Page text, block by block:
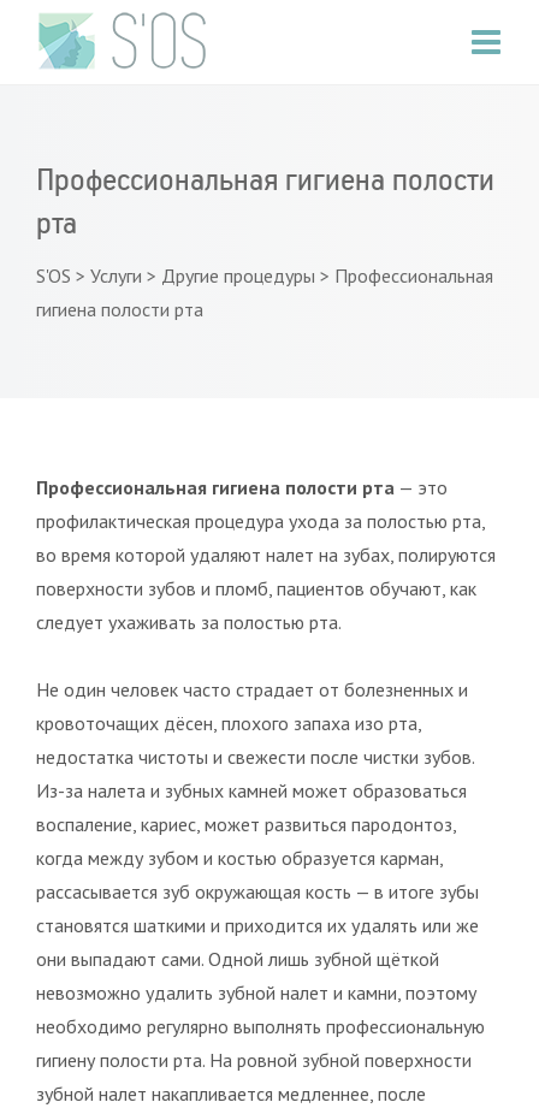
Профессиональная гигиена полости
рта
S'OS > Услуги > Другие процедуры > Профессиональная
гигиена полости рта
Профессиональная гигиена полости рта — это
профилактическая процедура ухода за полостью рта,
во время которой удаляют налет на зубах, полируются
поверхности зубов и пломб, пациентов обучают, как
следует ухаживать за полостью рта.
Не один человек часто страдает от болезненных и
кровоточащих дёсен, плохого запаха изо рта,
недостатка чистоты и свежести после чистки зубов.
Из-за налета и зубных камней может образоваться
воспаление, кариес, может развиться пародонтоз,
когда между зубом и костью образуется карман,
рассасывается зуб окружающая кость — в итоге зубы
становятся шаткими и приходится их удалять или же
они выпадают сами. Одной лишь зубной щёткой
невозможно удалить зубной налет и камни, поэтому
необходимо регулярно выполнять профессиональную
гигиену полости рта. На ровной зубной поверхности
зубной налет накапливается медленнее, после